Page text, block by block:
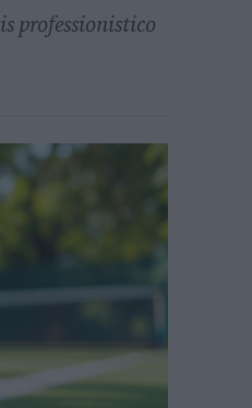
professionistico